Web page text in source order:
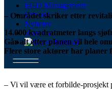
EGD Management
Om oss
Nyheter
Kontakt
– Området skriker etter
14.000 kvadratmeter langs
Går alt etter planen vil hele
Flere store aktører har planer
– Vi vil være et forbilde-prosjekt